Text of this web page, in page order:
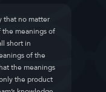
that no matter
meanings of
short in
of the
the meanings
the product